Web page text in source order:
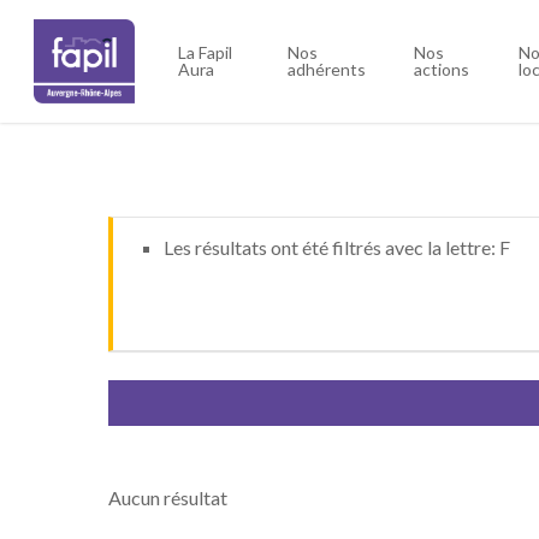
Skip
main
La Fapil
Aura
Nos
adhérents
Nos
actions
Les résultats ont été filtrés avec la lettre: F
Aucun résultat